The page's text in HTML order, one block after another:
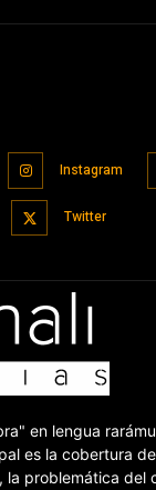
Instagram
Twitter
en lengua
es la cobertura
la problemática del